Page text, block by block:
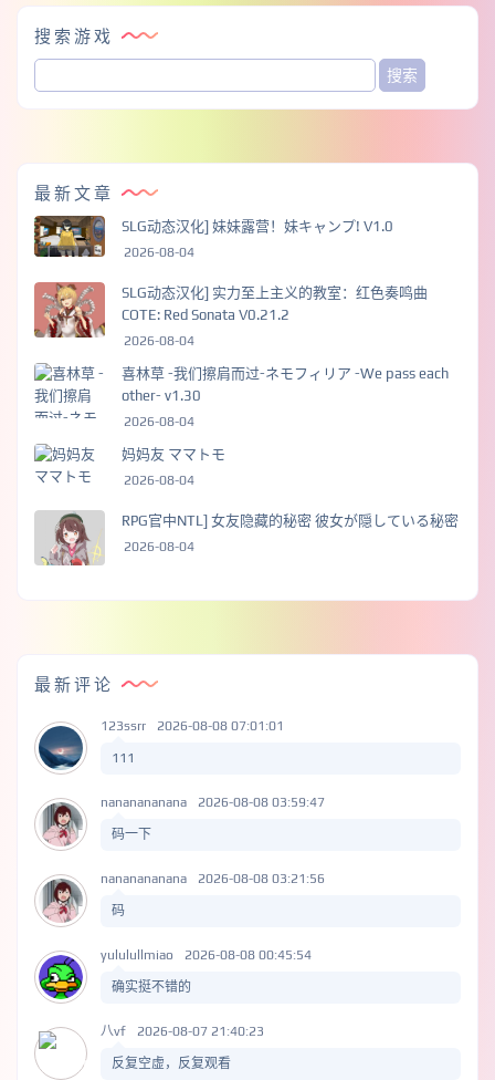
搜索游戏
最新文章
SLG动态汉化] 妹妹露营！妹キャンプ! V1.0
2026-08-04
SLG动态汉化] 实力至上主义的教室：红色奏鸣曲
COTE: Red Sonata V0.21.2
2026-08-04
喜林草 -我们擦肩而过-ネモフィリア -We pass each
other- v1.30
2026-08-04
妈妈友 ママトモ
2026-08-04
RPG官中NTL] 女友隐藏的秘密 彼女が隠している秘密
2026-08-04
最新评论
123ssrr 2026-08-08 07:01:01
111
nananananana 2026-08-08 03:59:47
码一下
nananananana 2026-08-08 03:21:56
码
yululullmiao 2026-08-08 00:45:54
确实挺不错的
八vf 2026-08-07 21:40:23
反复空虚，反复观看